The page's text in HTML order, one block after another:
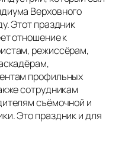
Верховного
Этот праздник
отношение к
режиссёрам,
профильных
сотрудникам
съёмочной и
Это праздник и для